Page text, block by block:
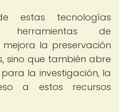
estas tecnologías
herramientas de
la preservación
sino que también abre
la investigación, la
a estos recursos